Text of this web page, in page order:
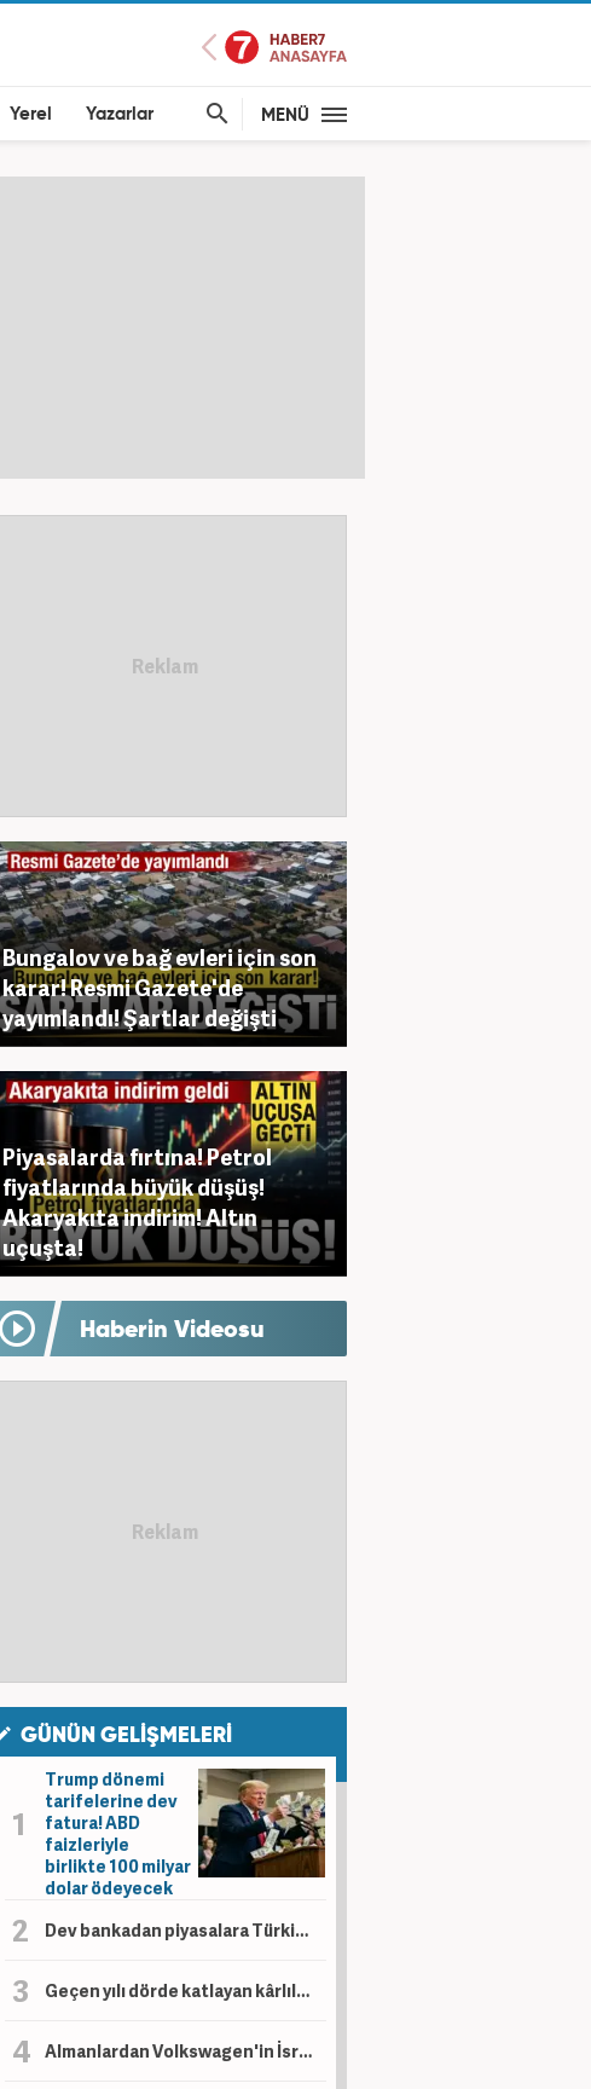
Yerel Yazarlar MENÜ
Bungalov ve bağ evleri için son
karar! Resmi Gazete'de
yayımlandı! Şartlar değişti
Piyasalarda fırtına! Petrol
fiyatlarında büyük düşüş!
Akaryakıta indirim! Altın
uçuşta!
Haberin Videosu
GÜNÜN GELİŞMELERİ
Trump dönemi
tarifelerine dev
fatura! ABD
faizleriyle
birlikte 100 milyar
dolar ödeyecek
Dev bankadan piyasalara Türkiye mesajı: Yıl sonu faiz indirimi ve tahvil hamlesi gündemde
Geçen yılı dörde katlayan kârlılık! Tüpraş 6 ayda 49,8 milyar TL kâr açıkladı
Almanlardan Volkswagen'in İsrailli Rafael ile üretim planına tepki